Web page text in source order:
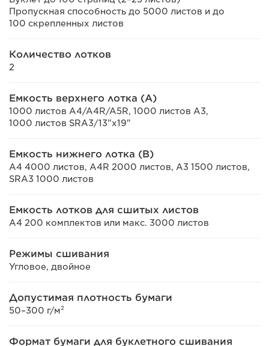
Пропускная способность до 5000 листов и до
100 скрепленных листов
Количество лотков
2
Емкость верхнего лотка (А)
1000 листов A4/A4R/A5R, 1000 листов A3,
1000 листов SRA3/13"x19"
Емкость нижнего лотка (B)
A4 4000 листов, A4R 2000 листов, A3 1500 листов,
SRA3 1000 листов
Емкость лотков для сшитых листов
A4 200 комплектов или макс. 3000 листов
Режимы сшивания
Угловое, двойное
Допустимая плотность бумаги
50–300 г/м²
Формат бумаги для буклетного сшивания